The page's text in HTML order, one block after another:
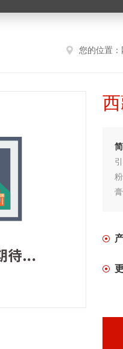
您的位置：